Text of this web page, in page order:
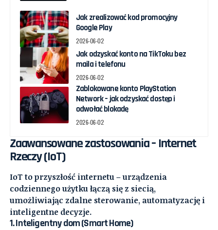
Jak zrealizować kod promocyjny
Google Play
2026-06-02
Jak odzyskać konto na TikToku bez
maila i telefonu
2026-06-02
Zablokowane konto PlayStation
Network – jak odzyskać dostęp i
odwołać blokadę
2026-06-02
Zaawansowane zastosowania – Internet
Rzeczy (IoT)
IoT to przyszłość internetu – urządzenia
codziennego użytku łączą się z siecią,
umożliwiając zdalne sterowanie, automatyzację i
inteligentne decyzje.
1. Inteligentny dom (Smart Home)